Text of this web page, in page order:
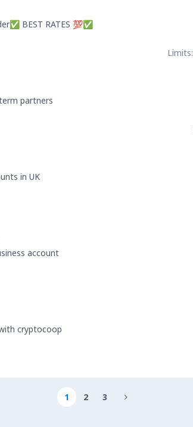
BEST RATES 💯✅
Limits:
partners
in UK
account
cryptocoop
1 2 3 